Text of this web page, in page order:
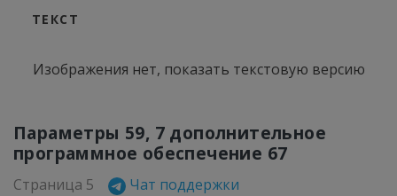
ТЕКСТ
Изображения нет, показать текстовую версию
Параметры 59, 7 дополнительное
программное обеспечение 67
Страница 5 Чат поддержки